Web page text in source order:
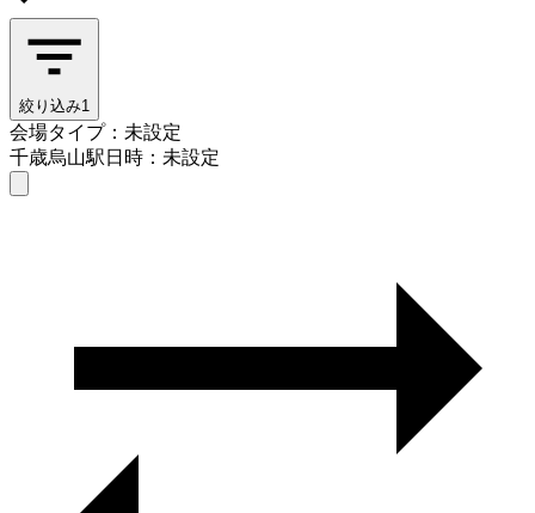
絞り込み1
会場タイプ：未設定
千歳烏山駅日時：未設定